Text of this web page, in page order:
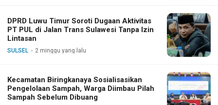
DPRD Luwu Timur Soroti Dugaan Aktivitas
PT PUL di Jalan Trans Sulawesi Tanpa Izin
Lintasan
SULSEL 2 minggu yang lalu
Kecamatan Biringkanaya Sosialisasikan
Pengelolaan Sampah, Warga Diimbau Pilah
Sampah Sebelum Dibuang